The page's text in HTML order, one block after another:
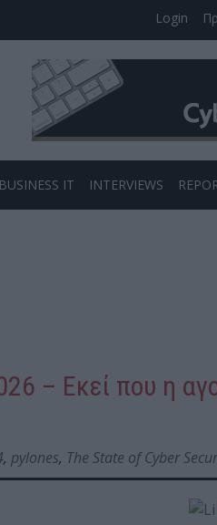
Login
BUSINESS IT INTERVIEWS
– Εκεί που η
, pylones, The State of Cyber